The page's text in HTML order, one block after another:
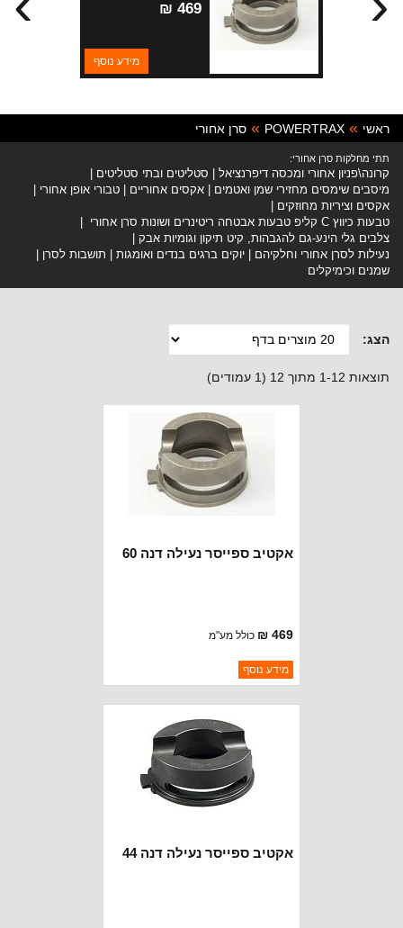
469 ₪
מידע נוסף
ראשי POWERTRAX סרן אחורי
תתי מחלקות סרן אחורי:
קרונה\פניון אחורי ומכסה דיפרנציאל
סטליטים ובתי סטליטים
מיסבים שימסים מחזירי שמן ואטמים
אקסים אחוריים
טבורי אופן אחורי
אקסים וציריות מחוזקים
טבעות כיווץ C קליפ טבעות אבטחה ריטינרים ושונות סרן אחורי
צלבים גלי הינע-גם להגבהות, קיט תיקון וגומיות אבק
נעילות לסרן אחורי וחלקיהם
יוקים ברגים בנדים ואומגות
תושבות לסרן
שמנים וכימיקלים
הצג:
תוצאות 1-12 מתוך 12 (1 עמודים)
אקטיב ספייסר נעילה דנה 60
469 ₪ כולל מע"מ
ברקוד: 6241008
יצרן:POWERTRAX
מידע נוסף
אקטיב ספייסר נעילה דנה 44